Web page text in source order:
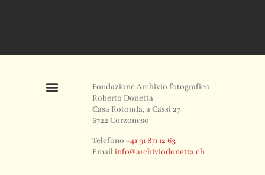
Fondazione Archivio fotografico
Roberto Donetta
Casa Rotonda, a Cassì 27
6722 Corzoneso
Telefono+41 91 871 12 63
Emailinfo@archiviodonetta.ch